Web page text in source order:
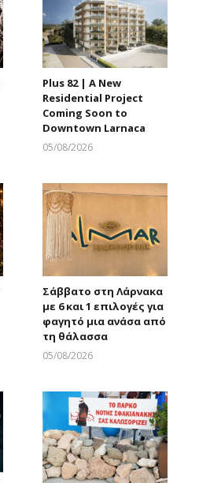
Plus 82 | A New
Residential Project
Coming Soon to
Downtown Larnaca
05/08/2026
Σάββατο στη Λάρνακα
με 6 και 1 επιλογές για
φαγητό μια ανάσα από
τη θάλασσα
05/08/2026